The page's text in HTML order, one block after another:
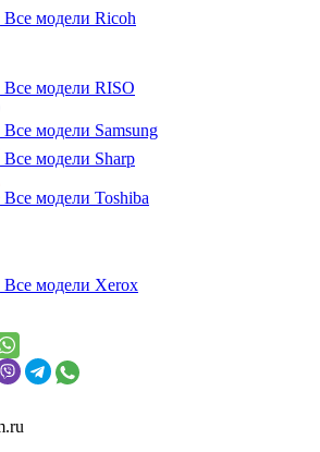
Все модели Ricoh
Все модели RISO
Все модели Samsung
Все модели Sharp
Все модели Toshiba
Все модели Xerox